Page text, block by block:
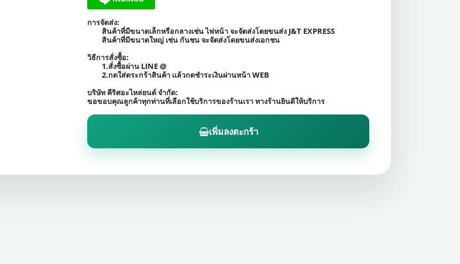
การจัดส่ง:
สินค้าที่มีขนาดเล็กหรือกลางเช่น ไฟหน้า จะจัดส่งโดยขนส่ง J&T EXPRESS
สินค้าที่มีขนาดใหญ่ เช่น กันชน จะจัดส่งโดยขนส่งเอกชน
วิธีการสั่งซื้อ:
1.สั่งซื้อผ่าน LINE @
2.กดใส่ตระกร้าสินค้า เเล้วกดชำระเงินผ่านหน้า WEB
บริษัท คีริศอะไหล่ยนต์ จำกัด:
ขอขอบคุณลูกค้าทุกท่านที่เลือกใช้บริการของร้านเรา ทางร้านยินดีให้บริการ
เพิ่มลงตะกร้า